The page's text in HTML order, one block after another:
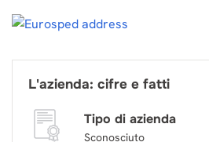
L'azienda: cifre e fatti
Tipo di azienda
Sconosciuto